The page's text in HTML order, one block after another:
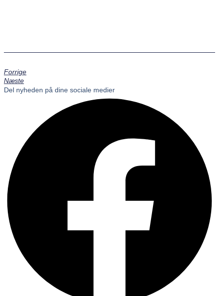
Forrige
Næste
Del nyheden på dine sociale medier